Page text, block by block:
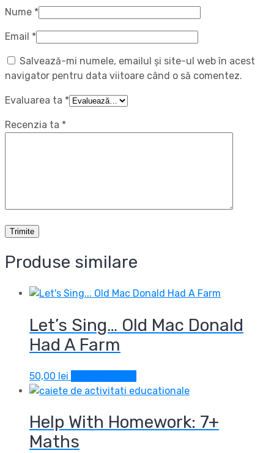
Nume *
Email *
Salvează-mi numele, emailul și site-ul web în acest
navigator pentru data viitoare când o să comentez.
Evaluarea ta *
Recenzia ta *
Produse similare
Let’s Sing… Old Mac Donald
Had A Farm
50,00 lei
Help With Homework: 7+
Maths